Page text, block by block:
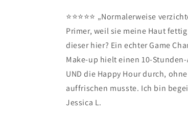
⭐️⭐️⭐️⭐️⭐️ „Normalerweise
Primer, weil sie meine Haut
dieser hier? Ein echter Game
Make-up hielt einen 10-
UND die Happy Hour durch,
auffrischen musste. Ich bin
Jessica L.